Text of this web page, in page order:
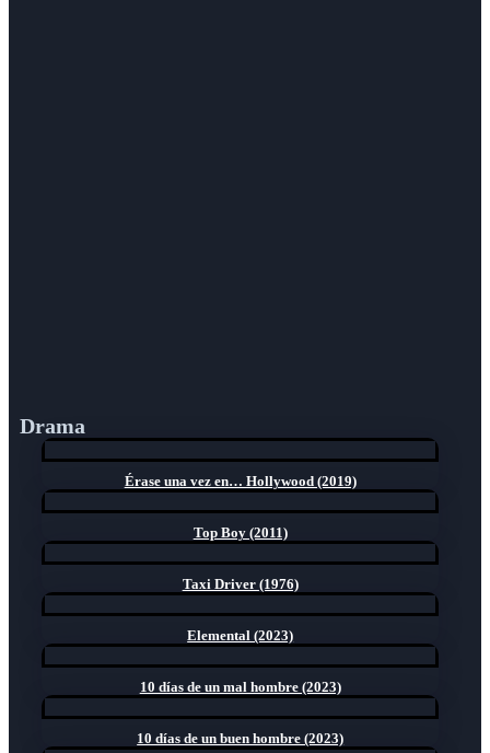
Drama
Érase una vez en… Hollywood (2019)
Top Boy (2011)
Taxi Driver (1976)
Elemental (2023)
10 días de un mal hombre (2023)
10 días de un buen hombre (2023)